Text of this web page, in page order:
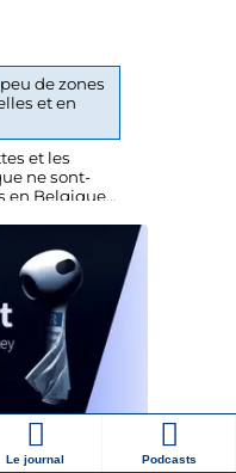
Le journal Podcasts